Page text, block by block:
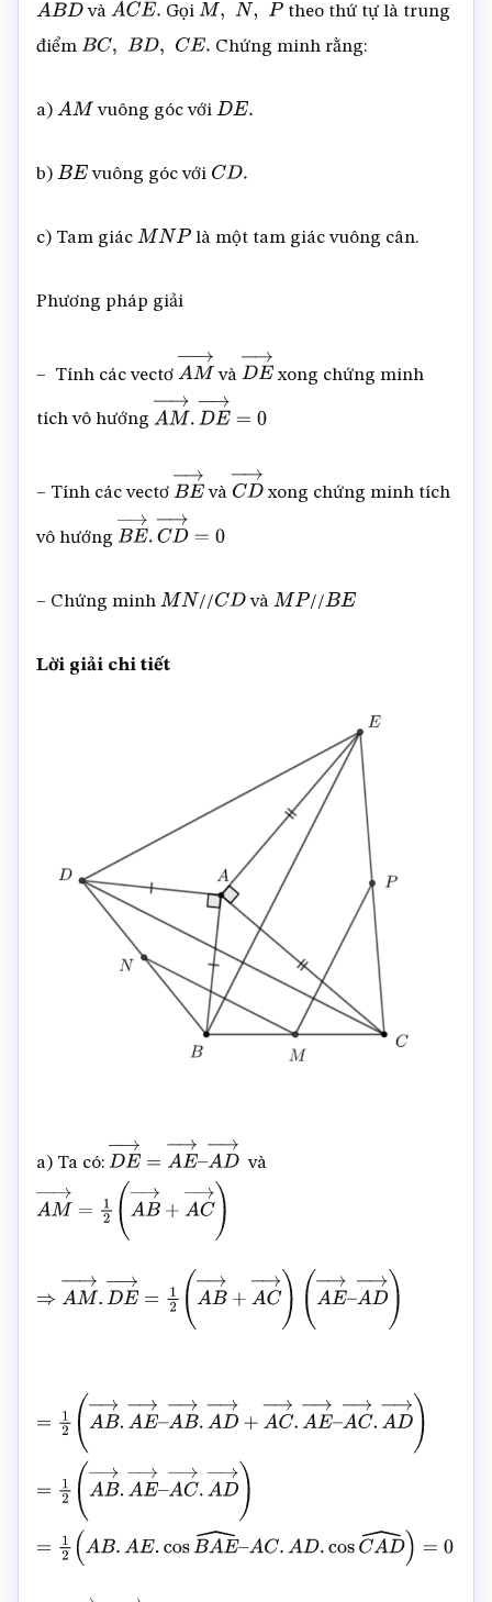
ABD và ACE. Gọi M, N ,P
theo thứ tự là trung
điểm BC, B D,CE. Chứng minh rằng:
a) AM vuông góc với DE.
b) BE vuông góc với CD.
c) Tam giác MNP là một tam giác vuông cân.
Phương pháp giải
– Tính các vectơ AM→và DE→
xong chứng minh
tích vô hướng AM→.DE → =0
– Tính các vectơ BE→và CD→
xong chứng minh tích
vô hướng BE→.CD =0
– Chứng minh MN //CD vàMP //BE
Lời giải chi tiết
a) Ta có: DE→= AE→–
AD →
và
AM→ 12 (AB→ + AC→ )
⇒ AM→. DE→= 2 AB→ + AC→ )( A E→–
=1 2( A B→. AE →–AB →. AD→
.A E
→.AD→)=12(AB.AE.cosBAE^–
D A